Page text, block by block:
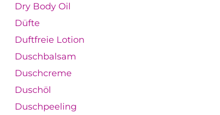
Dry Body Oil
Düfte
Duftfreie Lotion
Duschbalsam
Duschcreme
Duschöl
Duschpeeling